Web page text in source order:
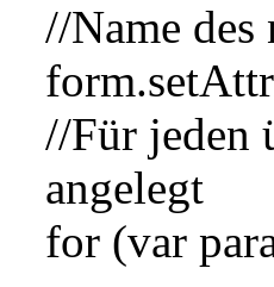
//Name des
//Für jeden
angelegt
for (var